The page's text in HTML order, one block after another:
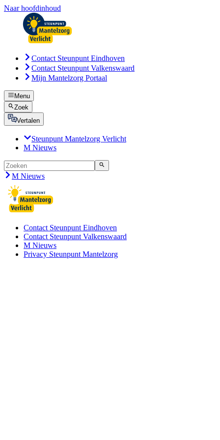
Naar hoofdinhoud
Contact Steunpunt Eindhoven
Contact Steunpunt Valkenswaard
Mijn Mantelzorg Portaal
Menu
Zoek
Vertalen
Steunpunt Mantelzorg Verlicht
M Nieuws
M Nieuws
Contact Steunpunt Eindhoven
Contact Steunpunt Valkenswaard
M Nieuws
Privacy Steunpunt Mantelzorg